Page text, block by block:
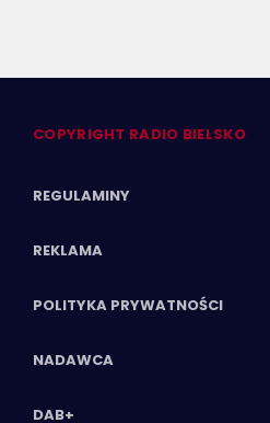
COPYRIGHT RADIO BIELSKO
REGULAMINY
REKLAMA
POLITYKA PRYWATNOŚCI
NADAWCA
DAB+